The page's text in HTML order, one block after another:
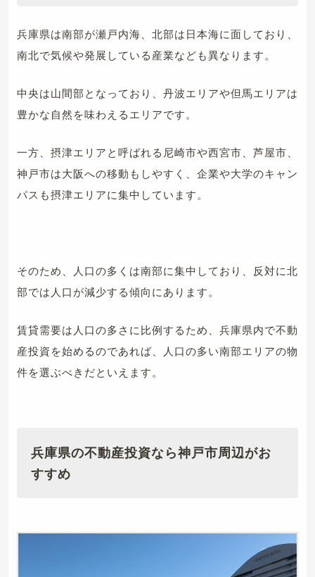
兵庫県は南部が瀬戸内海、北部は日本海に面しており、
南北で気候や発展している産業なども異なります。
中央は山間部となっており、丹波エリアや但馬エリアは
豊かな自然を味わえるエリアです。
一方、摂津エリアと呼ばれる尼崎市や西宮市、芦屋市、
神戸市は大阪への移動もしやすく、企業や大学のキャン
パスも摂津エリアに集中しています。
そのため、人口の多くは南部に集中しており、反対に北
部では人口が減少する傾向にあります。
賃貸需要は人口の多さに比例するため、兵庫県内で不動
産投資を始めるのであれば、人口の多い南部エリアの物
件を選ぶべきだといえます。
兵庫県の不動産投資なら神戸市周辺がお
すすめ